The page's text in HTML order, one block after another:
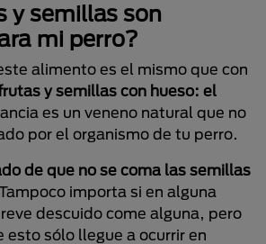
y semillas son
mi perro?
alimento es el mismo que con
y semillas con hueso: el
es un veneno natural que no
por el organismo de tu perro.
de que no se coma las semillas
importa si en alguna
descuido come alguna, pero
sólo llegue a ocurrir en